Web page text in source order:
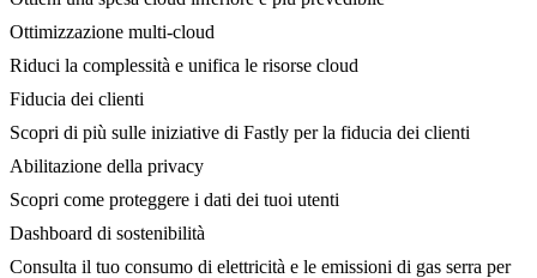
Ottimizzazione multi-cloud
Riduci la complessità e unifica le risorse cloud
Fiducia dei clienti
Scopri di più sulle iniziative di Fastly per la fiducia dei clienti
Abilitazione della privacy
Scopri come proteggere i dati dei tuoi utenti
Dashboard di sostenibilità
Consulta il tuo consumo di elettricità e le emissioni di gas serra per